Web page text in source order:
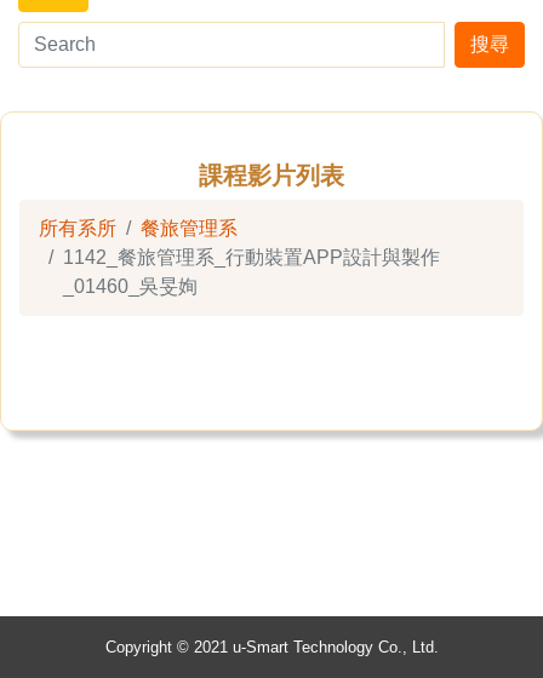
搜尋
課程影片列表
所有系所
餐旅管理系
1142_餐旅管理系_行動裝置APP設計與製作
_01460_吳旻姰
Copyright © 2021 u-Smart Technology Co., Ltd.